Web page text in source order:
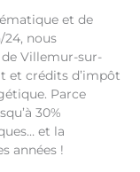
et de
24, nous
Villemur-sur-
et crédits d’impôt
Parce
30%
et la
années !